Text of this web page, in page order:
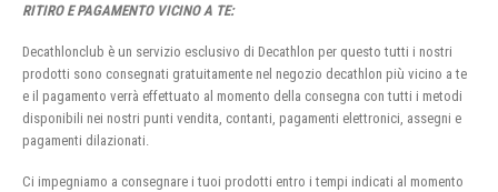
RITIRO E PAGAMENTO VICINO A TE:
Decathlonclub è un servizio esclusivo di Decathlon per questo tutti i nostri
prodotti sono consegnati gratuitamente nel negozio decathlon più vicino a te
e il pagamento verrà effettuato al momento della consegna con tutti i metodi
disponibili nei nostri punti vendita, contanti, pagamenti elettronici, assegni e
pagamenti dilazionati.
Ci impegniamo a consegnare i tuoi prodotti entro i tempi indicati al momento